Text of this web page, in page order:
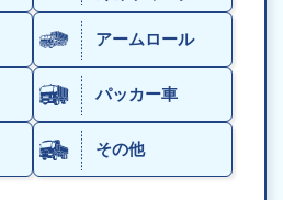
アームロール
パッカー車
その他